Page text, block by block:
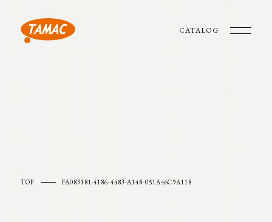
CATALOG
TOP FA083181-4186-4483-A148-051A46C9A118